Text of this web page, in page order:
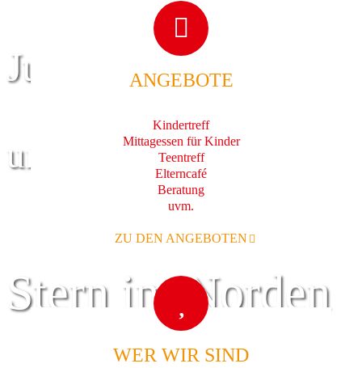
Jugend
und Familie
Stern im Norden
ANGEBOTE
Kindertreff
Mittagessen für Kinder
Teentreff
Elterncafé
Beratung
uvm.
ZU DEN ANGEBOTEN
WER WIR SIND